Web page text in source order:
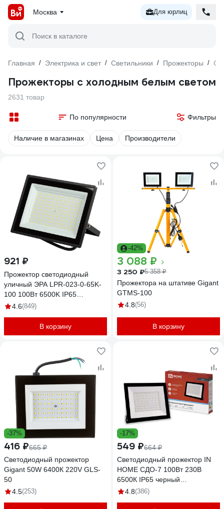
Москва Для юрлиц
Поиск в каталоге
Главная / Электрика и свет / Светильники / Прожекторы / С
Прожекторы с холодным белым светом
2631 товар
По популярности Фильтры
Наличие в магазинах Цена Производители
921 ₽
Прожектор светодиодный
уличный ЭРА LPR-023-0-65K-
100 100Вт 6500K IP65
Б0052026
4.6(849)
В корзину
-42%
3 088 ₽
3 250 ₽5 358 ₽
Прожектора на штативе Gigant
GTMS-100
4.8(56)
В корзину
-37%
416 ₽665 ₽
Светодиодный прожектор
Gigant 50W 6400К 220V GLS-
50
4.5(253)
-17%
549 ₽664 ₽
Светодиодный прожектор IN
HOME СДО-7 100Вт 230В
6500К IP65 черный
4690612034652
4.8(386)